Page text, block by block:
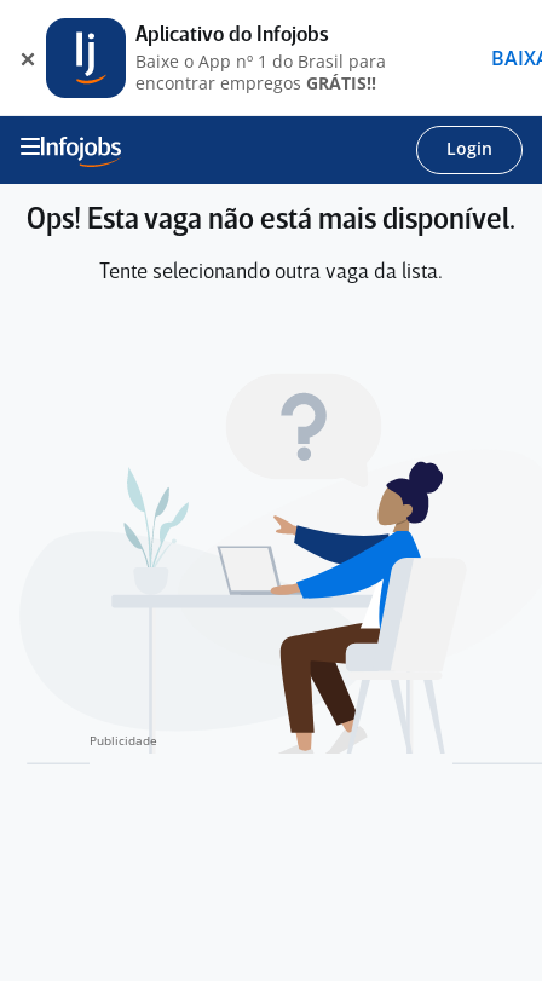
Login
Ops! Esta vaga não está mais disponível.
Tente selecionando outra vaga da lista.
Aplicativo do Infojobs
Baixe o App nº 1 do Brasil para
encontrar empregos GRÁTIS!!